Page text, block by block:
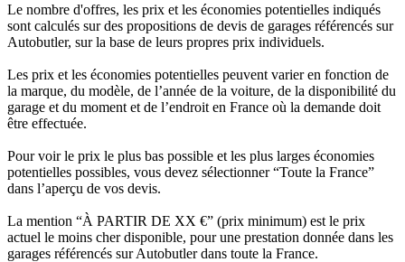
Le nombre d'offres, les prix et les économies potentielles indiqués
sont calculés sur des propositions de devis de garages référencés sur
Autobutler, sur la base de leurs propres prix individuels.
Les prix et les économies potentielles peuvent varier en fonction de
la marque, du modèle, de l’année de la voiture, de la disponibilité du
garage et du moment et de l’endroit en France où la demande doit
être effectuée.
Pour voir le prix le plus bas possible et les plus larges économies
potentielles possibles, vous devez sélectionner “Toute la France”
dans l’aperçu de vos devis.
La mention “À PARTIR DE XX €” (prix minimum) est le prix
actuel le moins cher disponible, pour une prestation donnée dans les
garages référencés sur Autobutler dans toute la France.